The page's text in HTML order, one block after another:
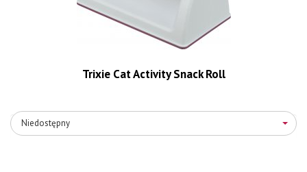
Trixie Cat Activity Snack Roll
Niedostępny